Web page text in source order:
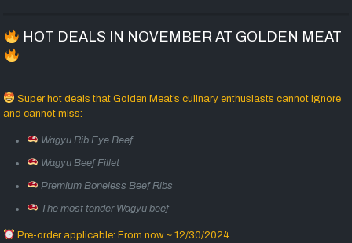
HOT DEALS IN NOVEMBER AT GOLDEN MEAT
Super hot deals that Golden Meat’s culinary enthusiasts cannot ignore
and cannot miss:
Wagyu Rib Eye Beef
Wagyu Beef Fillet
Premium Boneless Beef Ribs
The most tender Wagyu beef
Pre-order applicable: From now ~ 12/30/2024